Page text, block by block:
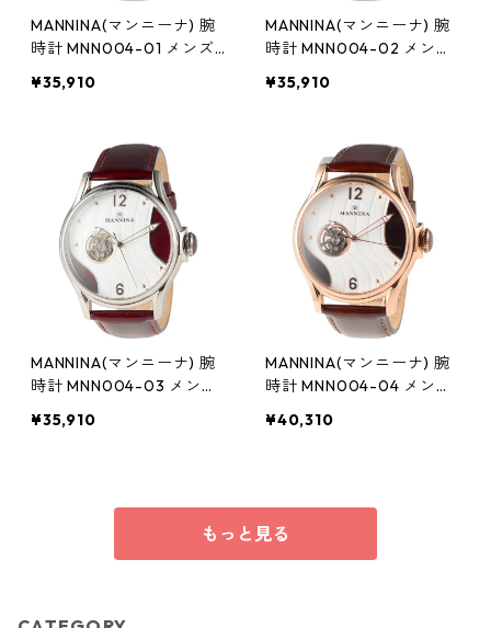
MANNINA(マンニーナ) 腕
時計 MNN004-01 メンズ
¥35,910
MANNINA(マンニーナ) 腕
時計 MNN004-02 メンズ
¥35,910
MANNINA(マンニーナ) 腕
時計 MNN004-03 メンズ
¥35,910
MANNINA(マンニーナ) 腕
時計 MNN004-04 メンズ
盤:ホワイト×ダークブラウ
¥40,310
もっと見る